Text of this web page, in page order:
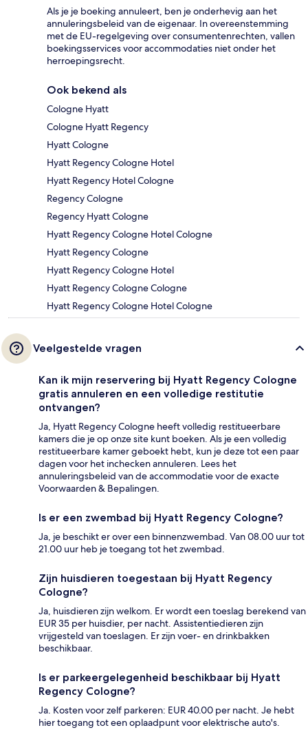
Als je je boeking annuleert, ben je onderhevig aan het
annuleringsbeleid van de eigenaar. In overeenstemming
met de EU-regelgeving over consumentenrechten, vallen
boekingsservices voor accommodaties niet onder het
herroepingsrecht.
Ook bekend als
Cologne Hyatt
Cologne Hyatt Regency
Hyatt Cologne
Hyatt Regency Cologne Hotel
Hyatt Regency Hotel Cologne
Regency Cologne
Regency Hyatt Cologne
Hyatt Regency Cologne Hotel Cologne
Hyatt Regency Cologne
Hyatt Regency Cologne Hotel
Hyatt Regency Cologne Cologne
Hyatt Regency Cologne Hotel Cologne
Veelgestelde vragen
Kan ik mijn reservering bij Hyatt Regency Cologne
gratis annuleren en een volledige restitutie
ontvangen?
Ja, Hyatt Regency Cologne heeft volledig restitueerbare
kamers die je op onze site kunt boeken. Als je een volledig
restitueerbare kamer geboekt hebt, kun je deze tot een paar
dagen voor het inchecken annuleren. Lees het
annuleringsbeleid van de accommodatie voor de exacte
Voorwaarden & Bepalingen.
Is er een zwembad bij Hyatt Regency Cologne?
Ja, je beschikt er over een binnenzwembad. Van 08.00 uur tot
21.00 uur heb je toegang tot het zwembad.
Zijn huisdieren toegestaan bij Hyatt Regency
Cologne?
Ja, huisdieren zijn welkom. Er wordt een toeslag berekend van
EUR 35 per huisdier, per nacht. Assistentiedieren zijn
vrijgesteld van toeslagen. Er zijn voer- en drinkbakken
beschikbaar.
Is er parkeergelegenheid beschikbaar bij Hyatt
Regency Cologne?
Ja. Kosten voor zelf parkeren: EUR 40.00 per nacht. Je hebt
hier toegang tot een oplaadpunt voor elektrische auto's.